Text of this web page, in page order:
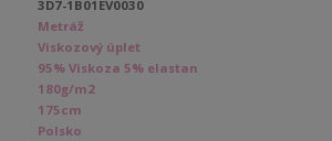
3D7-1B01EV0030
Metráž
Viskozový úplet
95% Viskoza 5% elastan
180g/m2
175cm
Polsko